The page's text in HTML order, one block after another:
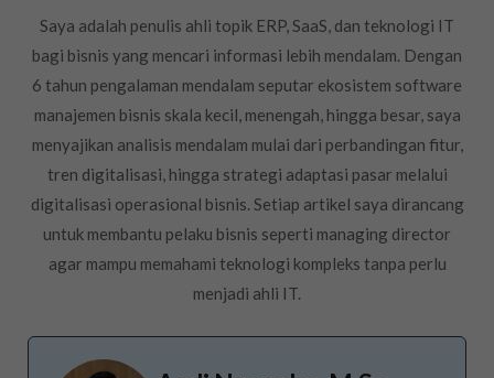
Saya adalah penulis ahli topik ERP, SaaS, dan teknologi IT
bagi bisnis yang mencari informasi lebih mendalam. Dengan
6 tahun pengalaman mendalam seputar ekosistem software
manajemen bisnis skala kecil, menengah, hingga besar, saya
menyajikan analisis mendalam mulai dari perbandingan fitur,
tren digitalisasi, hingga strategi adaptasi pasar melalui
digitalisasi operasional bisnis. Setiap artikel saya dirancang
untuk membantu pelaku bisnis seperti managing director
agar mampu memahami teknologi kompleks tanpa perlu
menjadi ahli IT.